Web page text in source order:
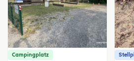
Campingplatz